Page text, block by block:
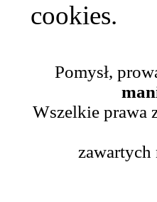
cookies.
Pomysł,
Wszelkie prawa